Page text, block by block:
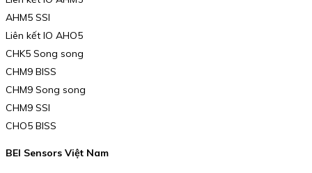
AHM5 SSI
Liên kết IO AHO5
CHK5 Song song
CHM9 BISS
CHM9 Song song
CHM9 SSI
CHO5 BISS
BEI Sensors Việt Nam